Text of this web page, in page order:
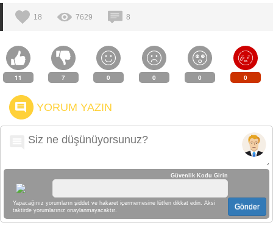
18 7629 8
11 7 0 0 0 0
YORUM YAZIN
Güvenlik Kodu Girin
Yapacağınız yorumların şiddet ve hakaret içermemesine lütfen dikkat edin. Aksi
taktirde yorumlarınız onaylanmayacaktır.
Gönder